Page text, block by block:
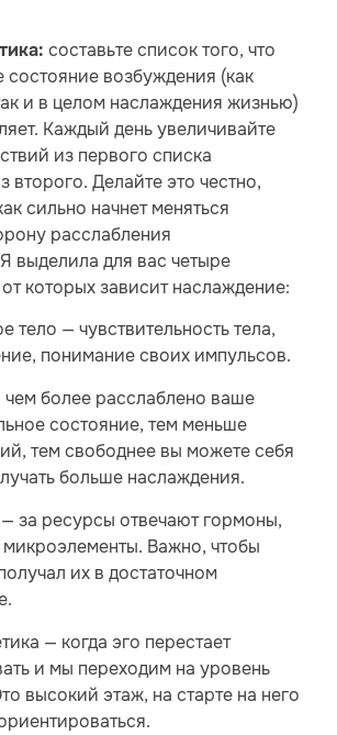
составьте список того, что
состояние возбуждения (как
и в целом наслаждения жизнью)
Каждый день увеличивайте
из первого списка
второго. Делайте это честно,
сильно начнет меняться
расслабления
выделила для вас четыре
которых зависит наслаждение:
тело — чувствительность тела,
понимание своих импульсов.
более расслаблено ваше
состояние, тем меньше
тем свободнее вы можете себя
больше наслаждения.
за ресурсы отвечают гормоны,
Важно, чтобы
их в достаточном
— когда эго перестает
и мы переходим на уровень
высокий этаж, на старте на него